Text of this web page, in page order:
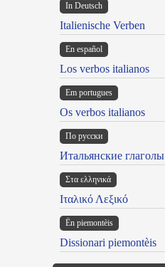
In Deutsch
Italienische Verben
En español
Los verbos italianos
Em portugues
Os verbos italianos
По русски
Итальянские глаголы
Στα ελληνικά
Ιταλικό Λεξικό
Ën piemontèis
Dissionari piemontèis